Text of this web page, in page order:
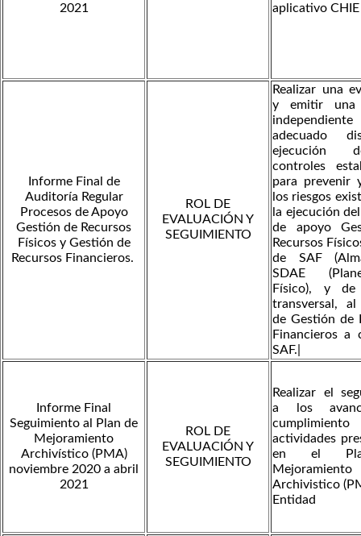
2021
aplicativo CHIE
Informe Final de
Auditoría Regular
Procesos de Apoyo
Gestión de Recursos
Físicos y Gestión de
Recursos Financieros.
ROL DE
EVALUACIÓN Y
SEGUIMIENTO
Realizar una
y emitir una
independiente
adecuado
ejecución
controles
para prevenir
los riesgos
la ejecución
de apoyo
Recursos
de SAF
SDAE
Físico), y de
transversal, al
de Gestión de
Financieros a
SAF.|
Informe Final
Seguimiento al Plan de
Mejoramiento
Archivístico (PMA)
noviembre 2020 a abril
2021
ROL DE
EVALUACIÓN Y
SEGUIMIENTO
Realizar el
a los
actividades
en el
Mejoramiento
Archivistico
Entidad